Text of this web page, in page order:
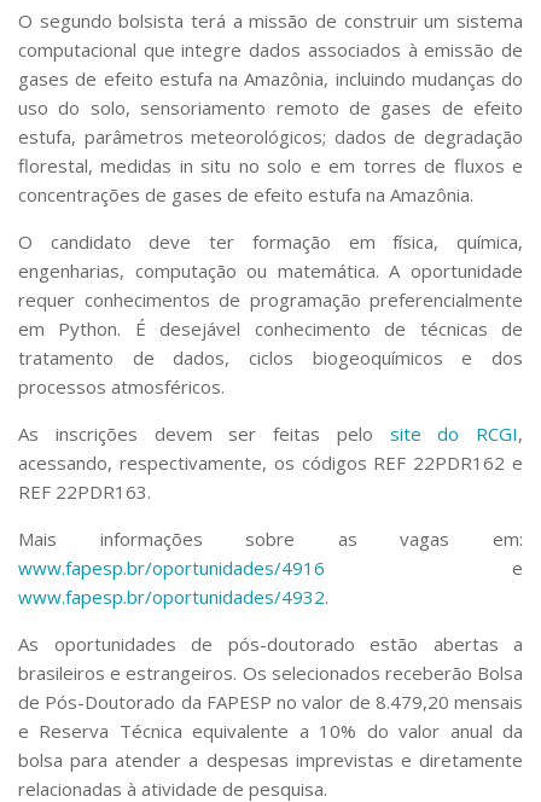
O segundo bolsista terá a missão de construir um sistema
computacional que integre dados associados à emissão de
gases de efeito estufa na Amazônia, incluindo mudanças do
uso do solo, sensoriamento remoto de gases de efeito
estufa, parâmetros meteorológicos; dados de degradação
florestal, medidas in situ no solo e em torres de fluxos e
concentrações de gases de efeito estufa na Amazônia.
O candidato deve ter formação em física, química,
engenharias, computação ou matemática. A oportunidade
requer conhecimentos de programação preferencialmente
em Python. É desejável conhecimento de técnicas de
tratamento de dados, ciclos biogeoquímicos e dos
processos atmosféricos.
As inscrições devem ser feitas pelo site do RCGI,
acessando, respectivamente, os códigos REF 22PDR162 e
REF 22PDR163.
Mais informações sobre as vagas em:
www.fapesp.br/oportunidades/4916 e
www.fapesp.br/oportunidades/4932.
As oportunidades de pós-doutorado estão abertas a
brasileiros e estrangeiros. Os selecionados receberão Bolsa
de Pós-Doutorado da FAPESP no valor de 8.479,20 mensais
e Reserva Técnica equivalente a 10% do valor anual da
bolsa para atender a despesas imprevistas e diretamente
relacionadas à atividade de pesquisa.